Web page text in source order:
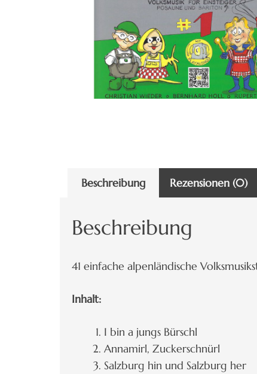
Beschreibung Rezensionen (0)
Beschreibung
41 einfache alpenländische
Inhalt:
I bin a jungs Bürschl
Annamirl, Zuckerschnürl
Salzburg hin und Salzburg her